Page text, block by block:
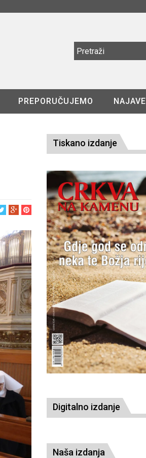
PREPORUČUJEMO NAJAVE
Tiskano izdanje
Digitalno izdanje
Naša izdanja